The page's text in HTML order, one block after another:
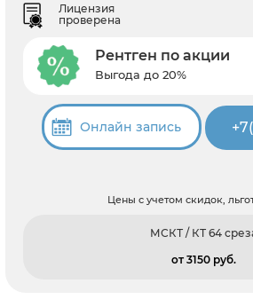
Лицензия
проверена
Рентген по акции
Выгода до 20%
Онлайн запись
Цены с учетом скидок,
МСКТ / КТ 64
от 3150 pуб.